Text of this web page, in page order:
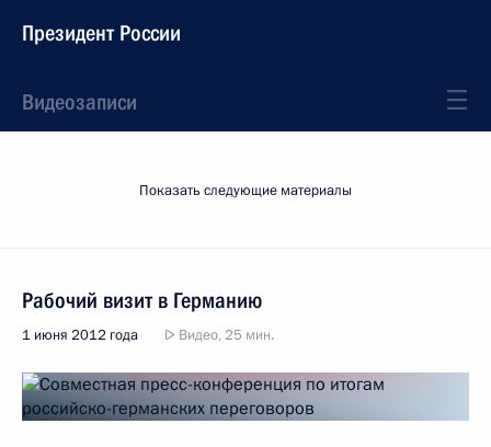
Президент России
Видеозаписи
Показать следующие материалы
Рабочий визит в Германию
1 июня 2012 года Видео, 25 мин.